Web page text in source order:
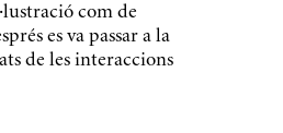
com de
es va passar a la
de les interaccions